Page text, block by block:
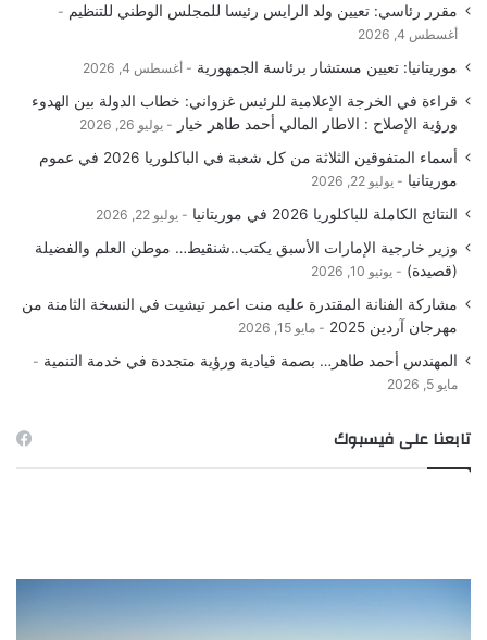
مقرر رئاسي: تعيين ولد الرايس رئيسا للمجلس الوطني للتنظيم
أغسطس 4, 2026
موريتانيا: تعيين مستشار برئاسة الجمهورية أغسطس 4, 2026
قراءة في الخرجة الإعلامية للرئيس غزواني: خطاب الدولة بين الهدوء
ورؤية الإصلاح : الاطار المالي أحمد طاهر خيار
يوليو 26, 2026
أسماء المتفوقين الثلاثة من كل شعبة في الباكلوريا 2026 في عموم
موريتانيا
يوليو 22, 2026
النتائج الكاملة للباكلوريا 2026 في موريتانيا يوليو 22, 2026
وزير خارجية الإمارات الأسبق يكتب..شنقيط… موطن العلم والفضيلة
(قصيدة)
يونيو 10, 2026
مشاركة الفنانة المقتدرة عليه منت اعمر تيشيت في النسخة الثامنة من
مهرجان آردين 2025
مايو 15, 2026
المهندس أحمد طاهر… بصمة قيادية ورؤية متجددة في خدمة التنمية
مايو 5, 2026
تابعنا على فيسبوك